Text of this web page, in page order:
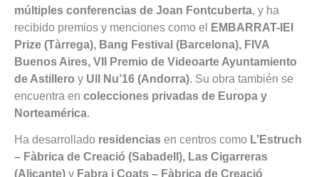
múltiples conferencias de Joan Fontcuberta, y ha
recibido premios y menciones como el
EMBARRAT-IEI
Prize (Tàrrega), Bang Festival (Barcelona), FIVA
Buenos Aires, VII Premio de Videoarte Ayuntamiento
de Astillero y Ull Nu’16 (Andorra). Su obra también se
encuentra en colecciones privadas de Europa y
Norteamérica.
Ha desarrollado residencias en centros como L’Estruch
– Fàbrica de Creació (Sabadell), Las Cigarreras
(Alicante) y Fabra i Coats – Fàbrica de Creació